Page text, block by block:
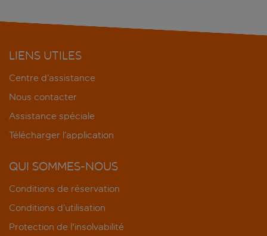
LIENS UTILES
Centre d’assistance
Nous contacter
Assistance spéciale
Télécharger l’application
QUI SOMMES-NOUS
Conditions de réservation
Conditions d’utilisation
Protection de l'insolvabilité